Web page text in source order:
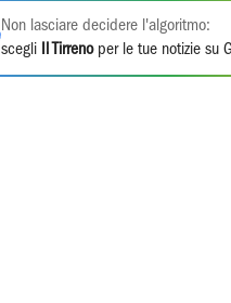
Non lasciare decidere l'algoritmo:
scegli
Il Tirrenoper le tue notizie su